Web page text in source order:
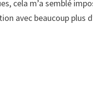
cela m’a semblé
avec beaucoup plus